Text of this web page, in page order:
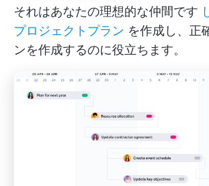
それはあなたの理想的な仲間です
プロジェクトプラン を作成し、正
ンを作成するのに役立ちます。